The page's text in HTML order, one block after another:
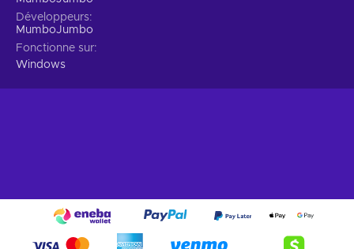
Développeurs
MumboJumbo
Fonctionne sur
Windows